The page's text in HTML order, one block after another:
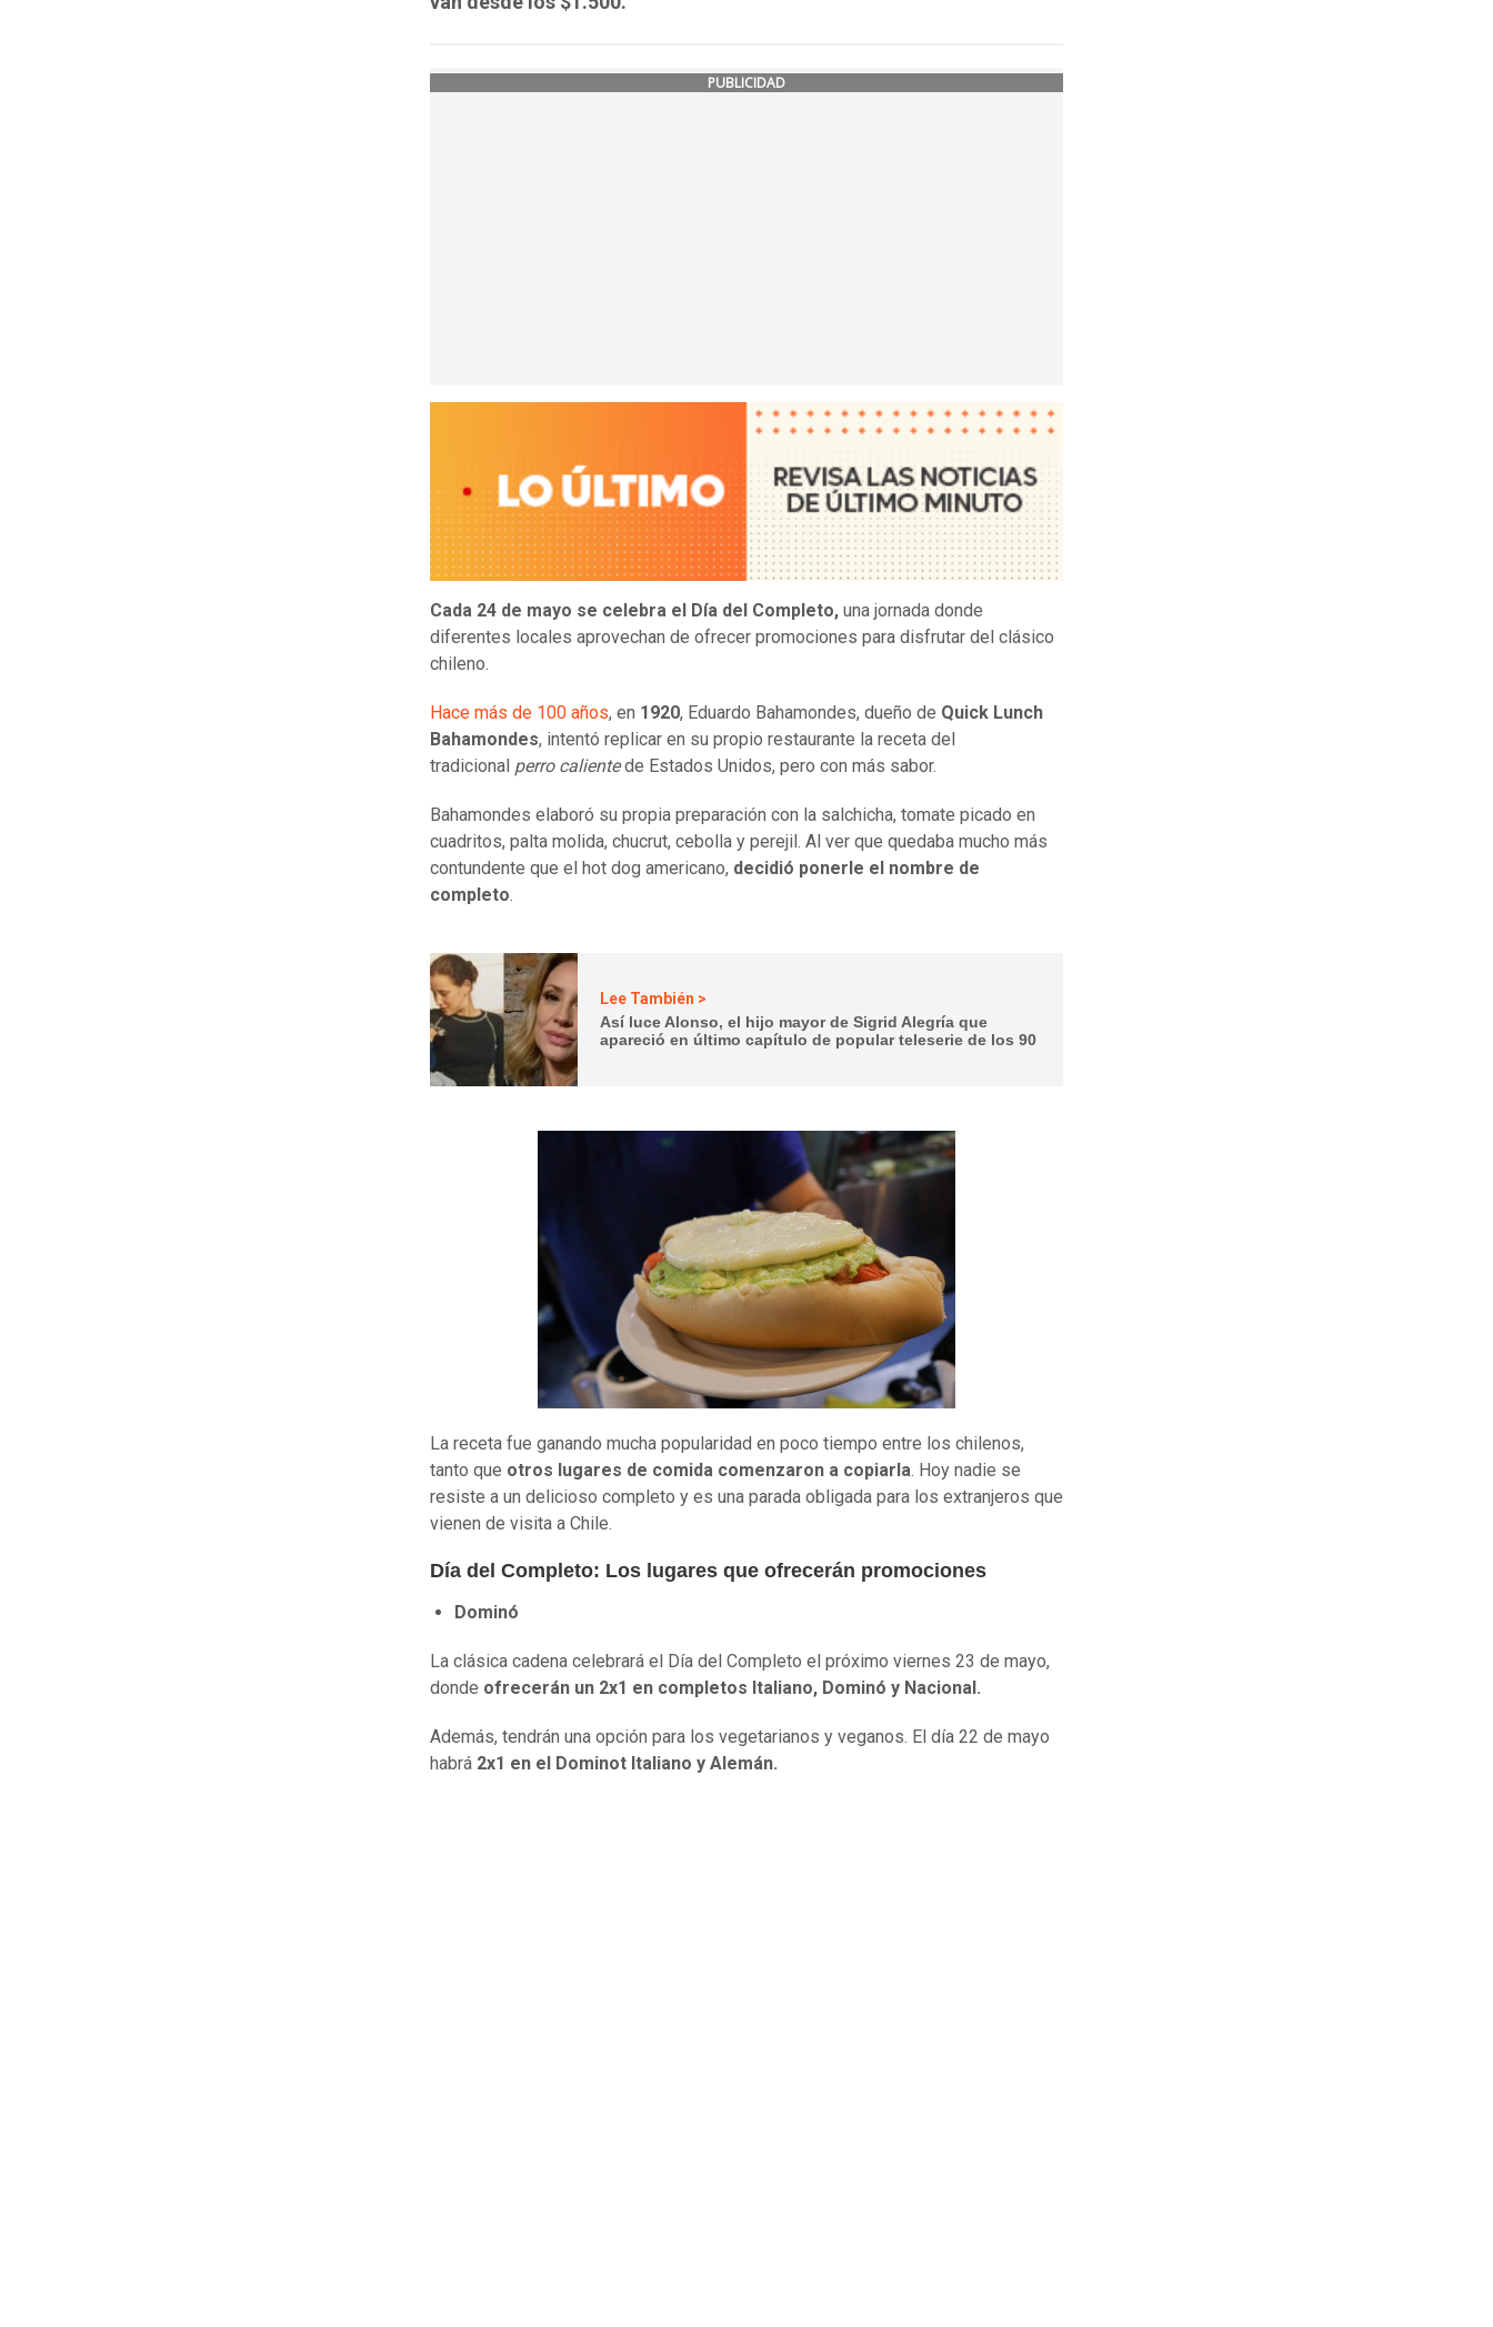
PUBLICIDAD
Cada 24 de mayo se celebra el Día del Completo, una jornada donde
diferentes locales aprovechan de ofrecer promociones para disfrutar del clásico
chileno.
Hace más de 100 años, en 1920, Eduardo Bahamondes, dueño de Quick Lunch
Bahamondes, intentó replicar en su propio restaurante la receta del
tradicional perro calientede Estados Unidos, pero con más sabor.
Bahamondes elaboró su propia preparación con la salchicha, tomate picado en
cuadritos, palta molida, chucrut, cebolla y perejil. Al ver que quedaba mucho más
contundente que el hot dog americano, decidió ponerle el nombre de
completo
Lee También >
Así luce Alonso, el hijo mayor de Sigrid Alegría que
apareció en último capítulo de popular teleserie de los 90
La receta fue ganando mucha popularidad en poco tiempo entre los chilenos,
tanto que otros lugares de comida comenzaron a copiarla . Hoy nadie se
resiste a un delicioso completo y es una parada obligada para los extranjeros que
vienen de visita a Chile.
Día del Completo: Los lugares que ofrecerán promociones
Dominó
La clásica cadena celebrará el Día del Completo el próximo viernes 23 de mayo,
donde ofrecerán un 2x1 en completos Italiano, Dominó y Nacional.
Además, tendrán una opción para los vegetarianos y veganos. El día 22 de mayo
habrá 2x1 en el Dominot Italiano y Alemán.